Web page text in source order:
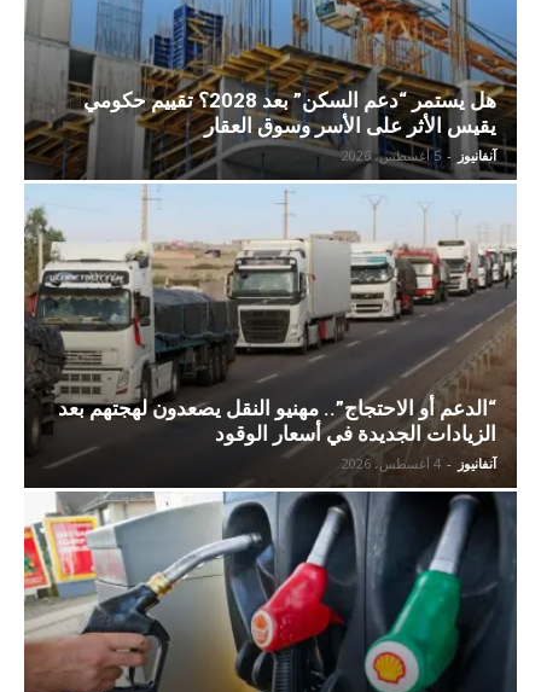
هل يستمر “دعم السكن” بعد 2028؟ تقييم حكومي
يقيس الأثر على الأسر وسوق العقار
آنفانيوز - 5 أغسطس، 2026
“الدعم أو الاحتجاج”.. مهنيو النقل يصعدون لهجتهم بعد
الزيادات الجديدة في أسعار الوقود
آنفانيوز - 4 أغسطس، 2026